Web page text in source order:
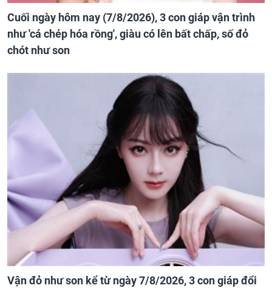
Cuối ngày hôm nay (7/8/2026), 3 con giáp vận trình
như 'cá chép hóa rồng', giàu có lên bất chấp, số đỏ
chót như son
Vận đỏ như son kể từ ngày 7/8/2026, 3 con giáp đổi